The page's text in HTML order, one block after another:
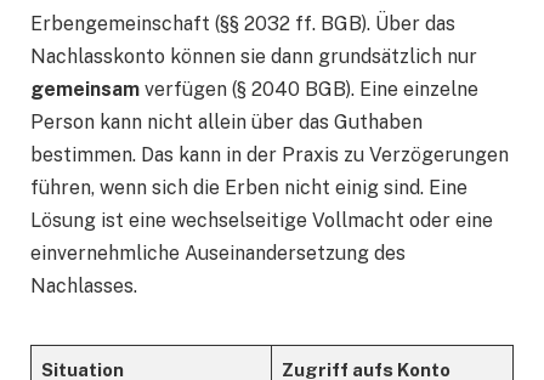
Erbengemeinschaft (§§ 2032 ff. BGB). Über das
Nachlasskonto können sie dann grundsätzlich nur
gemeinsam verfügen (§ 2040 BGB). Eine einzelne
Person kann nicht allein über das Guthaben
bestimmen. Das kann in der Praxis zu Verzögerungen
führen, wenn sich die Erben nicht einig sind. Eine
Lösung ist eine wechselseitige Vollmacht oder eine
einvernehmliche Auseinandersetzung des
Nachlasses.
Situation Zugriff aufs Konto